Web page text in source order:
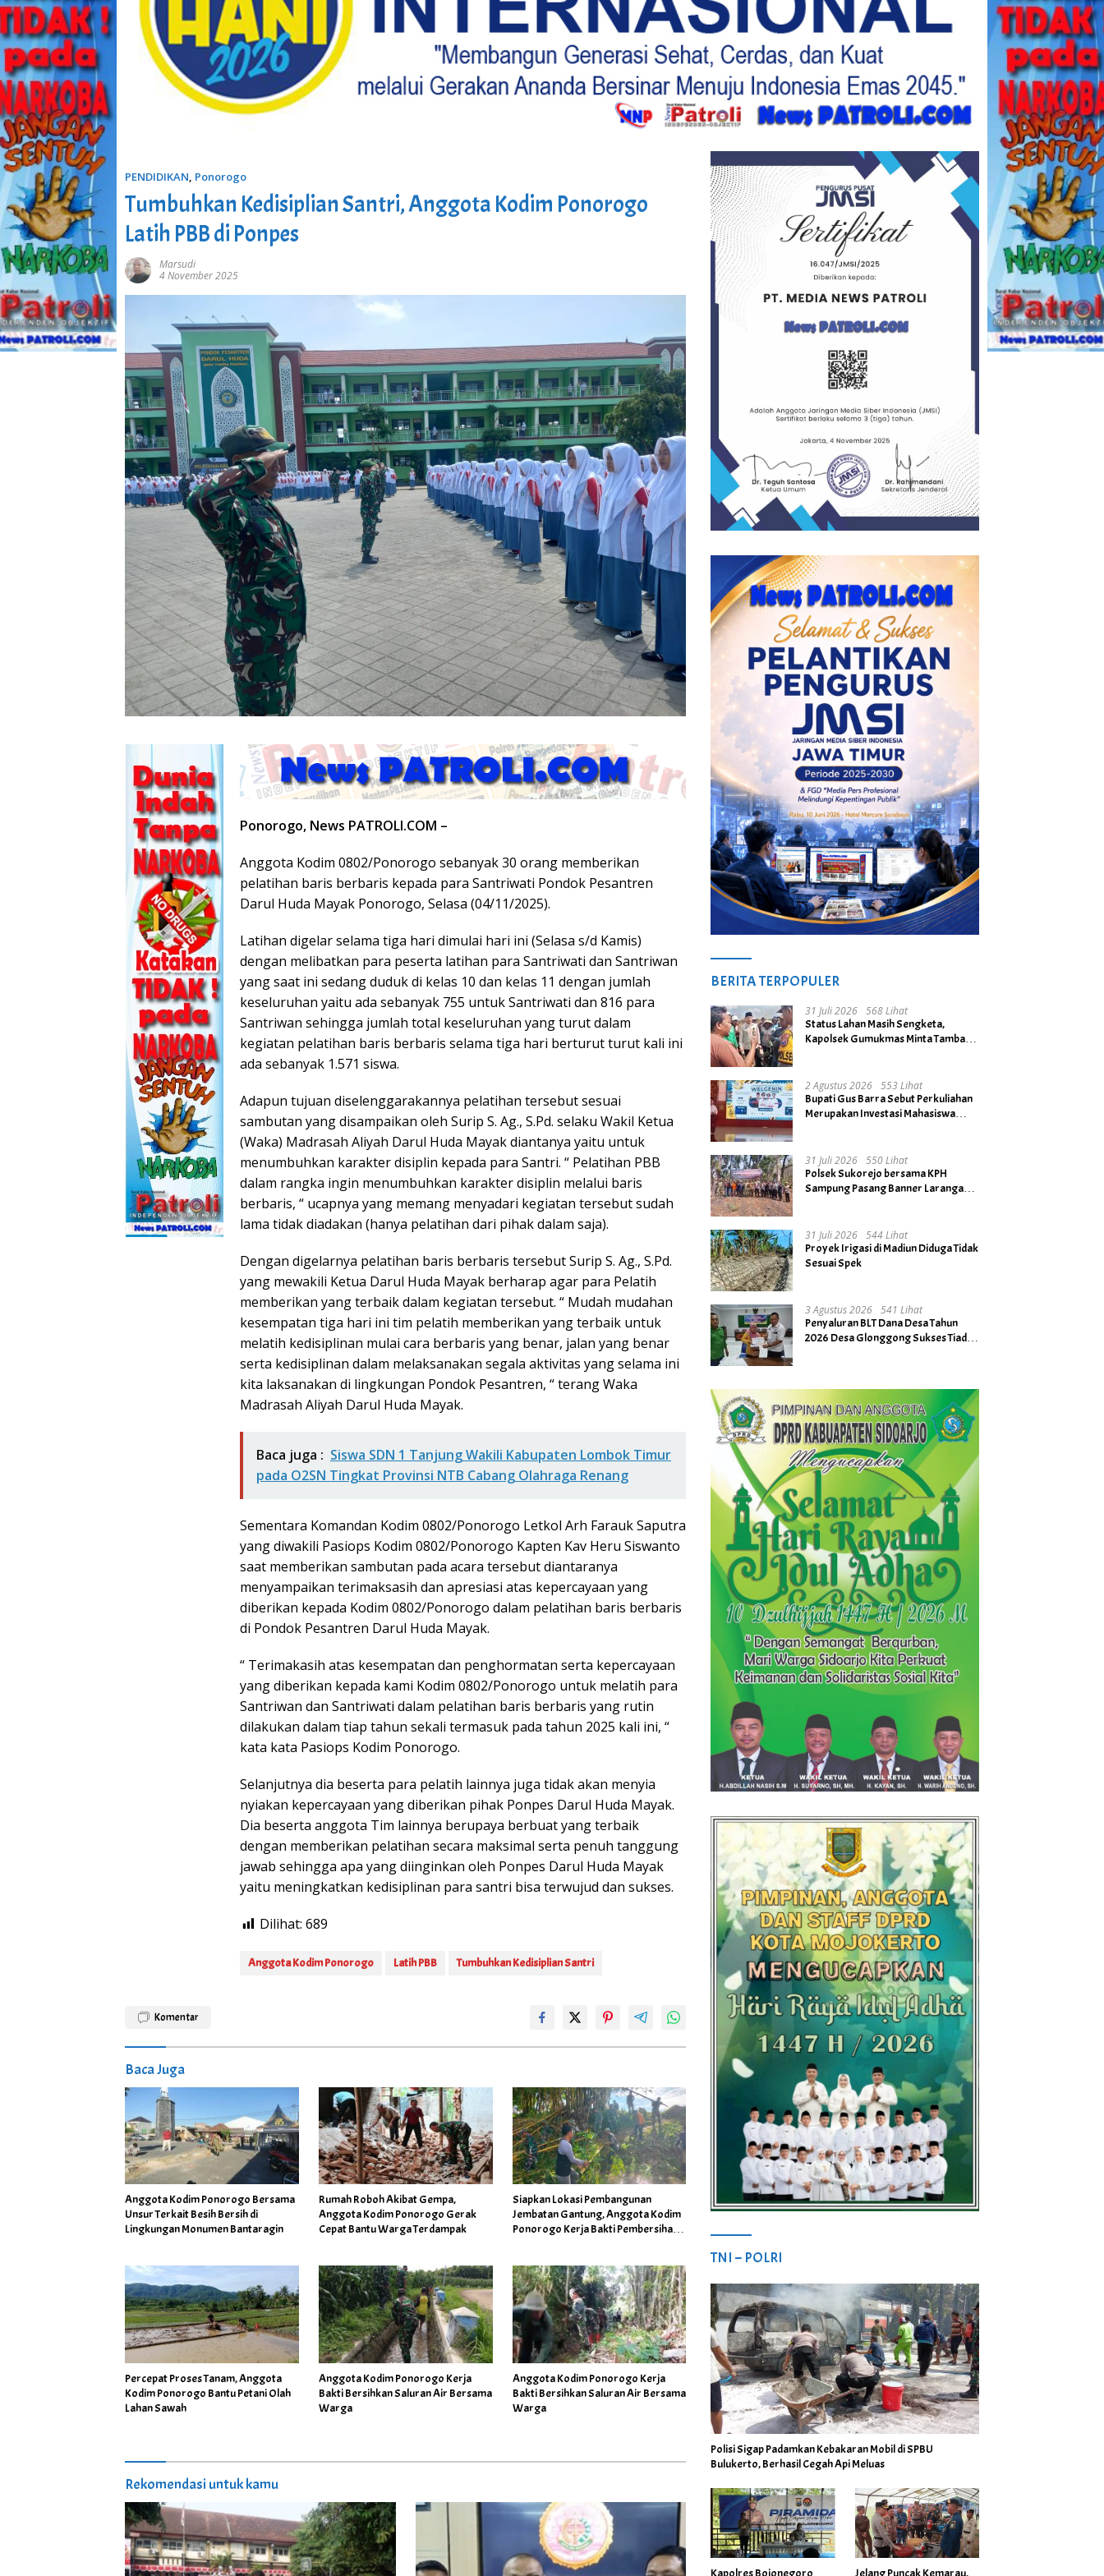
PENDIDIKAN, Ponorogo
Tumbuhkan Kedisiplian Santri, Anggota Kodim Ponorogo
Latih PBB di Ponpes
Marsudi
4 November 2025
Ponorogo, News PATROLI.COM –
Anggota Kodim 0802/Ponorogo sebanyak 30 orang memberikan
pelatihan baris berbaris kepada para Santriwati Pondok Pesantren
Darul Huda Mayak Ponorogo, Selasa (04/11/2025).
Latihan digelar selama tiga hari dimulai hari ini (Selasa s/d Kamis)
dengan melibatkan para peserta latihan para Santriwati dan Santriwan
yang saat ini sedang duduk di kelas 10 dan kelas 11 dengan jumlah
keseluruhan yaitu ada sebanyak 755 untuk Santriwati dan 816 para
Santriwan sehingga jumlah total keseluruhan yang turut dalam
kegiatan pelatihan baris berbaris selama tiga hari berturut turut kali ini
ada sebanyak 1.571 siswa.
Adapun tujuan diselenggarakannya pelatihan tersebut sesuai
sambutan yang disampaikan oleh Surip S. Ag., S.Pd. selaku Wakil Ketua
(Waka) Madrasah Aliyah Darul Huda Mayak diantanya yaitu untuk
menumbuhkan karakter disiplin kepada para Santri. “ Pelatihan PBB
dalam rangka ingin menumbuhkan karakter disiplin melalui baris
berbaris, “ ucapnya yang memang menyadari kegiatan tersebut sudah
lama tidak diadakan (hanya pelatihan dari pihak dalam saja).
Dengan digelarnya pelatihan baris berbaris tersebut Surip S. Ag., S.Pd.
yang mewakili Ketua Darul Huda Mayak berharap agar para Pelatih
memberikan yang terbaik dalam kegiatan tersebut. “ Mudah mudahan
kesempatan tiga hari ini tim pelatih memberikan yang terbaik untuk
melatih kedisiplinan mulai cara berbaris yang benar, jalan yang benar
serta kedisiplinan dalam melaksanakan segala aktivitas yang selama ini
kita laksanakan di lingkungan Pondok Pesantren, “ terang Waka
Madrasah Aliyah Darul Huda Mayak.
Baca juga : Siswa SDN 1 Tanjung Wakili Kabupaten Lombok Timur
pada O2SN Tingkat Provinsi NTB Cabang Olahraga Renang
Sementara Komandan Kodim 0802/Ponorogo Letkol Arh Farauk Saputra
yang diwakili Pasiops Kodim 0802/Ponorogo Kapten Kav Heru Siswanto
saat memberikan sambutan pada acara tersebut diantaranya
menyampaikan terimaksasih dan apresiasi atas kepercayaan yang
diberikan kepada Kodim 0802/Ponorogo dalam pelatihan baris berbaris
di Pondok Pesantren Darul Huda Mayak.
“ Terimakasih atas kesempatan dan penghormatan serta kepercayaan
yang diberikan kepada kami Kodim 0802/Ponorogo untuk melatih para
Santriwan dan Santriwati dalam pelatihan baris berbaris yang rutin
dilakukan dalam tiap tahun sekali termasuk pada tahun 2025 kali ini, “
kata kata Pasiops Kodim Ponorogo.
Selanjutnya dia beserta para pelatih lainnya juga tidak akan menyia
nyiakan kepercayaan yang diberikan pihak Ponpes Darul Huda Mayak.
Dia beserta anggota Tim lainnya berupaya berbuat yang terbaik
dengan memberikan pelatihan secara maksimal serta penuh tanggung
jawab sehingga apa yang diinginkan oleh Ponpes Darul Huda Mayak
yaitu meningkatkan kedisiplinan para santri bisa terwujud dan sukses.
Dilihat: 689
Anggota Kodim Ponorogo Latih PBB Tumbuhkan Kedisiplian Santri
Komentar
Baca Juga
Anggota Kodim Ponorogo Bersama
Unsur Terkait Besih Bersih di
Lingkungan Monumen Bantaragin
Rumah Roboh Akibat Gempa,
Anggota Kodim Ponorogo Gerak
Cepat Bantu Warga Terdampak
Siapkan Lokasi Pembangunan
Jembatan Gantung, Anggota Kodim
Ponorogo Kerja Bakti Pembersihan
Percepat Proses Tanam, Anggota
Kodim Ponorogo Bantu Petani Olah
Lahan Sawah
Anggota Kodim Ponorogo Kerja
Bakti Bersihkan Saluran Air Bersama
Warga
Anggota Kodim Ponorogo Kerja
Bakti Bersihkan Saluran Air Bersama
Warga
Rekomendasi untuk kamu
BERITA TERPOPULER
31 Juli 2026
568 Lihat
Status Lahan Masih Sengketa,
Kapolsek Gumukmas Minta Tambang
2 Agustus 2026
553 Lihat
Bupati Gus Barra Sebut Perkuliahan
Merupakan Investasi Mahasiswa
31 Juli 2026
550 Lihat
Polsek Sukorejo bersama KPH
Sampung Pasang Banner Larangan
31 Juli 2026
544 Lihat
Proyek Irigasi di Madiun Diduga Tidak
Sesuai Spek
3 Agustus 2026
541 Lihat
Penyaluran BLT Dana Desa Tahun
2026 Desa Glonggong Sukses Tiada
TNI – POLRI
Polisi Sigap Padamkan Kebakaran Mobil di SPBU
Bulukerto, Berhasil Cegah Api Meluas
Kapolres Bojonegoro Jelang Puncak Kemarau,